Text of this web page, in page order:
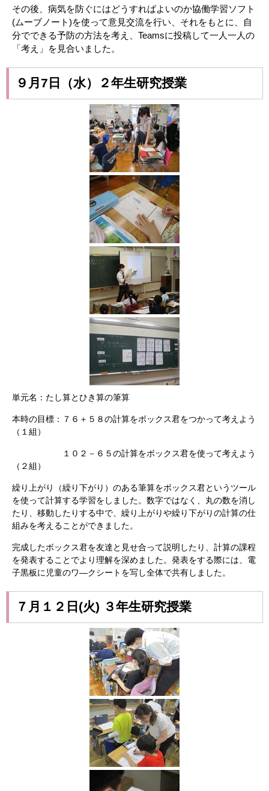
その後、病気を防ぐにはどうすればよいのか協働学習ソフト
(ムーブノート)を使って意見交流を行い、それをもとに、自
分でできる予防の方法を考え、 Teamsに投稿して一人一人の
「考え」を見合いました。
９月7日（水）２年生研究授業
単元名：たし算とひき算の筆算
本時の目標：７６＋５８の計算をボックス君をつかって考えよう
（１組）
１０２－６５の計算をボックス君を使って考えよう
（２組）
繰り上がり（繰り下がり）のある筆算をボックス君というツール
を使って計算する学習をしました。数字ではなく、丸の数を消し
たり、移動したりする中で、繰り上がりや繰り下がりの計算の仕
組みを考えることができました。
完成したボックス君を友達と見せ合って説明したり、計算の課程
を発表することでより理解を深めました。発表をする際には、電
子黒板に児童のワ―クシートを写し全体で共有しました。
７月１２日(火) ３年生研究授業